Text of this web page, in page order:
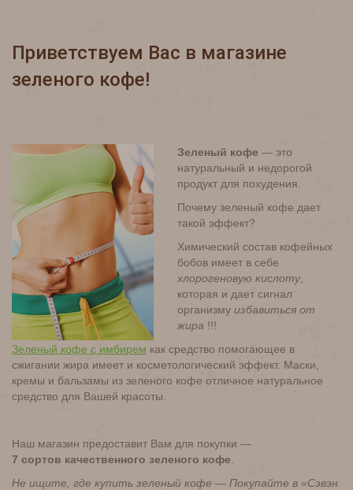
Приветствуем Вас в магазине
зеленого кофе!
Зеленый кофе — это
натуральный и недорогой
продукт для похудения.
Почему зеленый кофе дает
такой эффект?
Химический состав кофейных
бобов имеет в себе
хлорогеновую кислоту,
которая и дает сигнал
организму избавиться от
жира !!!
Зеленый кофе с имбирем как средство помогающее в
сжигании жира имеет и косметологический эффект. Маски,
кремы и бальзамы из зеленого кофе отличное натуральное
средство для Вашей красоты.
Наш магазин предоставит Вам для покупки —
7 сортов качественного зеленого кофе
Не ищите, где купить зеленый кофе — Покупайте в «Сэвэн